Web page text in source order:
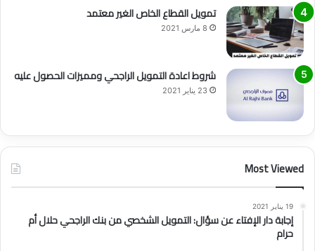
تمويل القطاع الخاص الغير معتمد
8 مارس 2021
شروط اعادة التمويل الراجحي ومميزات الحصول عليه
23 يناير 2021
Most Viewed
19 يناير 2021
إجابة دار الإفتاء عن سؤال: التمويل الشخصي من بنك الراجحي حلال أم
حرام